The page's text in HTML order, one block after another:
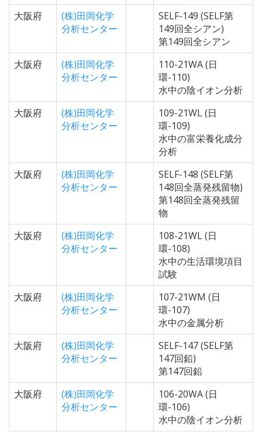
大阪府
(株)田岡化学
分析センター
SELF-149 (SELF第
149回全シアン)
第149回全シアン
大阪府
(株)田岡化学
分析センター
110-21WA (日
環-110)
水中の陰イオン分析
大阪府
(株)田岡化学
分析センター
109-21WL (日
環-109)
水中の富栄養化成分
分析
大阪府
(株)田岡化学
分析センター
SELF-148 (SELF第
148回全蒸発残留物)
第148回全蒸発残留
物
大阪府
(株)田岡化学
分析センター
108-21WL (日
環-108)
水中の生活環境項目
試験
大阪府
(株)田岡化学
分析センター
107-21WM (日
環-107)
水中の金属分析
大阪府
(株)田岡化学
分析センター
SELF-147 (SELF第
147回鉛)
第147回鉛
大阪府
(株)田岡化学
分析センター
106-20WA (日
環-106)
水中の陰イオン分析